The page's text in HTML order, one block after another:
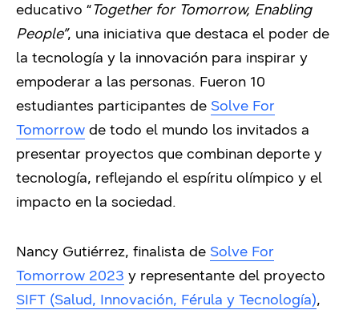
educativo “Together for Tomorrow, Enabling
People”, una iniciativa que destaca el poder de
la tecnología y la innovación para inspirar y
empoderar a las personas. Fueron 10
estudiantes participantes de Solve For
Tomorrow de todo el mundo los invitados a
presentar proyectos que combinan deporte y
tecnología, reflejando el espíritu olímpico y el
impacto en la sociedad.
Nancy Gutiérrez, finalista de Solve For
Tomorrow 2023 y representante del proyecto
SIFT (Salud, Innovación, Férula y Tecnología),